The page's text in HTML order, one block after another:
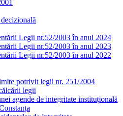
Legii nr.52/2003 în anul 2024
Legii nr.52/2003 în anul 2023
Legii nr.52/2003 în anul 2022
potrivit legii nr. 251/2004
legii
agende de integritate instituțională